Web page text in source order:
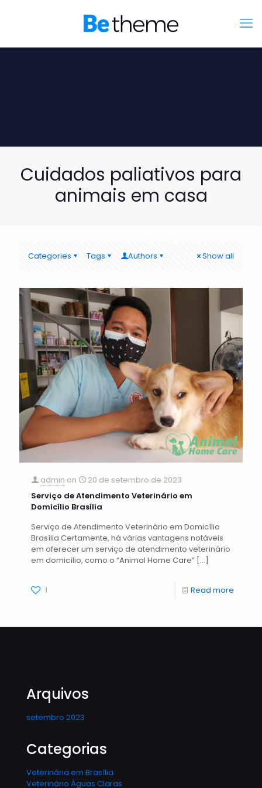
Cuidados paliativos para
animais em casa
Categories Tags Authors Show all
admin on
20 de setembro de 2023
Serviço de Atendimento Veterinário em
Domicílio Brasília
Serviço de Atendimento Veterinário em Domicílio
Brasília Certamente, há várias vantagens notáveis
em oferecer um serviço de atendimento veterinário
em domicílio, como o “Animal Home Care” […]
1 Read more
Arquivos
setembro 2023
Categorias
Veterinária em Brasília
Veterinário Águas Claras